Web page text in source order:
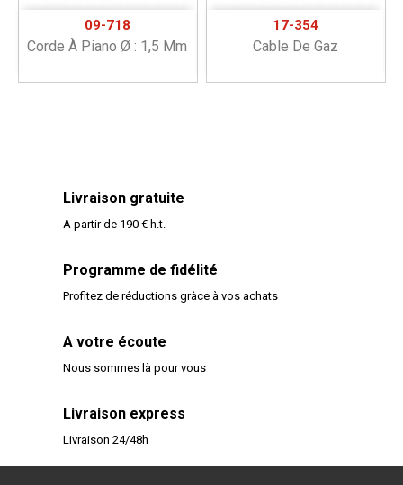
09-718
Corde À Piano Ø : 1,5 Mm
17-354
Cable De Gaz
Livraison gratuite
A partir de 190 € h.t.
Programme de fidélité
Profitez de réductions gràce à vos achats
A votre écoute
Nous sommes là pour vous
Livraison express
Livraison 24/48h